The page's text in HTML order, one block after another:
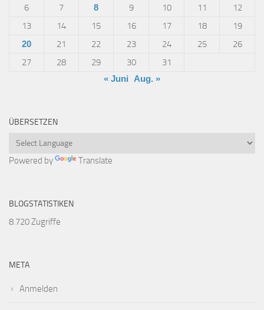
6
7 8 9 10 11
12
13
14 15 16 17 18 19
20 21 22 23 24 25
26
27
28 29 30 31
« Juni Aug. »
ÜBERSETZEN
Powered by Translate
BLOGSTATISTIKEN
8.720 Zugriffe
META
Anmelden